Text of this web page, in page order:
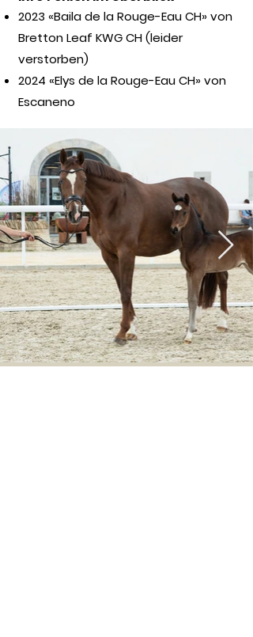
2023 «Baila de la Rouge-Eau CH» von
Bretton Leaf KWG CH (leider
verstorben)
2024 «Elys de la Rouge-Eau CH» von
Escaneno